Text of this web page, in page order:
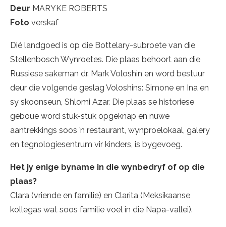
Deur MARYKE ROBERTS
Foto verskaf
Dié landgoed is op die Bottelary-subroete van die
Stellenbosch Wynroetes. Die plaas behoort aan die
Russiese sakeman dr. Mark Voloshin en word bestuur
deur die volgende geslag Voloshins: Simone en Ina en
sy skoonseun, Shlomi Azar. Die plaas se historiese
geboue word stuk-stuk opgeknap en nuwe
aantrekkings soos ’n restaurant, wynproelokaal, galery
en tegnologiesentrum vir kinders, is bygevoeg.
Het jy enige byname in die wynbedryf of op die
plaas?
Clara (vriende en familie) en Clarita (Meksikaanse
kollegas wat soos familie voel in die Napa-vallei).